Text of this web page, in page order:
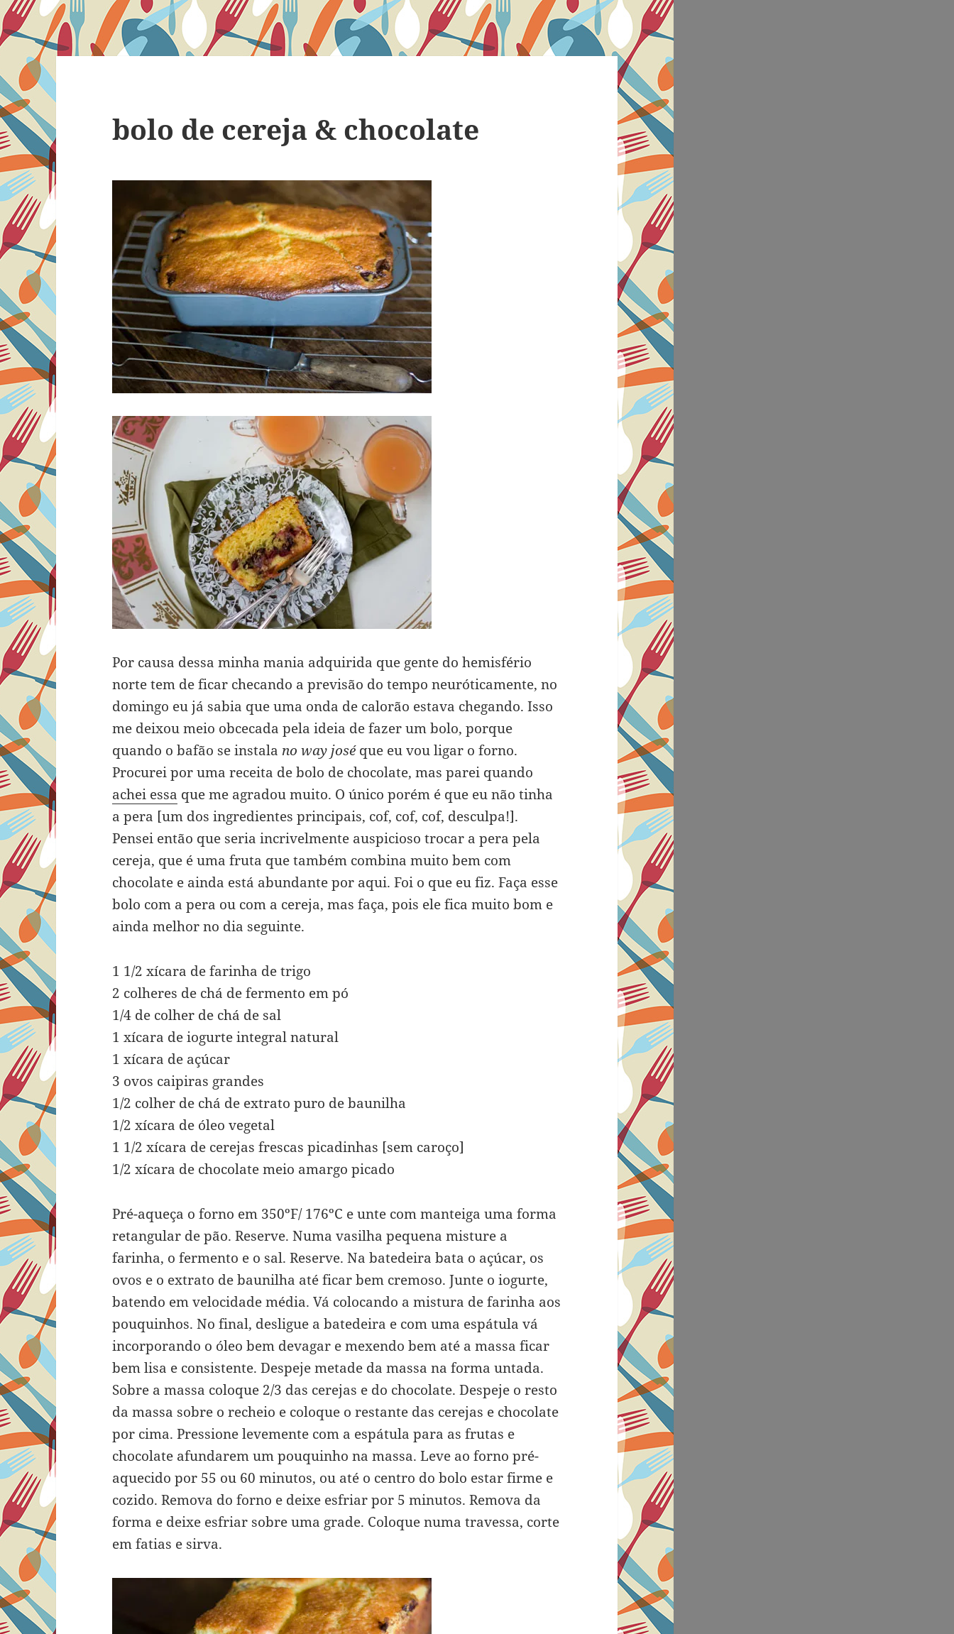
bolo de cereja & chocolate
Por causa dessa minha mania adquirida que gente do hemisfério
norte tem de ficar checando a previsão do tempo neuróticamente, no
domingo eu já sabia que uma onda de calorão estava chegando. Isso
me deixou meio obcecada pela ideia de fazer um bolo, porque
quando o bafão se instala no way joséque eu vou ligar o forno.
Procurei por uma receita de bolo de chocolate, mas parei quando
achei essa que me agradou muito. O único porém é que eu não tinha
a pera [um dos ingredientes principais, cof, cof, cof, desculpa!].
Pensei então que seria incrivelmente auspicioso trocar a pera pela
cereja, que é uma fruta que também combina muito bem com
chocolate e ainda está abundante por aqui. Foi o que eu fiz. Faça esse
bolo com a pera ou com a cereja, mas faça, pois ele fica muito bom e
ainda melhor no dia seguinte.
1 1/2 xícara de farinha de trigo
2 colheres de chá de fermento em pó
1/4 de colher de chá de sal
1 xícara de iogurte integral natural
1 xícara de açúcar
3 ovos caipiras grandes
1/2 colher de chá de extrato puro de baunilha
1/2 xícara de óleo vegetal
1 1/2 xícara de cerejas frescas picadinhas [sem caroço]
1/2 xícara de chocolate meio amargo picado
Pré-aqueça o forno em 350ºF/ 176ºC e unte com manteiga uma forma
retangular de pão. Reserve. Numa vasilha pequena misture a
farinha, o fermento e o sal. Reserve. Na batedeira bata o açúcar, os
ovos e o extrato de baunilha até ficar bem cremoso. Junte o iogurte,
batendo em velocidade média. Vá colocando a mistura de farinha aos
pouquinhos. No final, desligue a batedeira e com uma espátula vá
incorporando o óleo bem devagar e mexendo bem até a massa ficar
bem lisa e consistente. Despeje metade da massa na forma untada.
Sobre a massa coloque 2/3 das cerejas e do chocolate. Despeje o resto
da massa sobre o recheio e coloque o restante das cerejas e chocolate
por cima. Pressione levemente com a espátula para as frutas e
chocolate afundarem um pouquinho na massa. Leve ao forno pré-
aquecido por 55 ou 60 minutos, ou até o centro do bolo estar firme e
cozido. Remova do forno e deixe esfriar por 5 minutos. Remova da
forma e deixe esfriar sobre uma grade. Coloque numa travessa, corte
em fatias e sirva.